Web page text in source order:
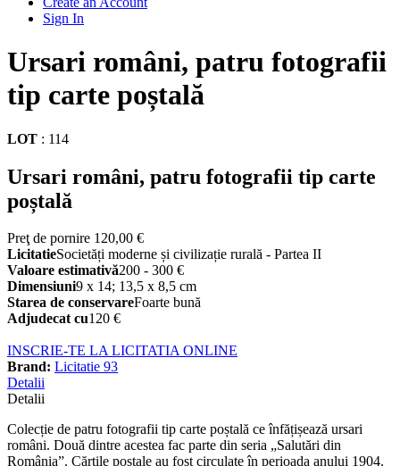
Sign In
Ursari români, patru fotografii
tip carte poștală
LOT : 114
Ursari români, patru fotografii tip carte
poștală
Preţ de pornire 120,00 €
LicitatieSocietăți moderne și civilizație rurală - Partea II
Valoare estimativă200 - 300 €
Dimensiuni9 x 14; 13,5 x 8,5 cm
Starea de conservareFoarte bună
Adjudecat cu120 €
INSCRIE-TE LA LICITATIA ONLINE
Brand: Licitatie 93
Detalii
Detalii
Colecție de patru fotografii tip carte poștală ce înfățișează ursari
români. Două dintre acestea fac parte din seria „Salutări din
România”. Cărțile poștale au fost circulate în perioada anului 1904.